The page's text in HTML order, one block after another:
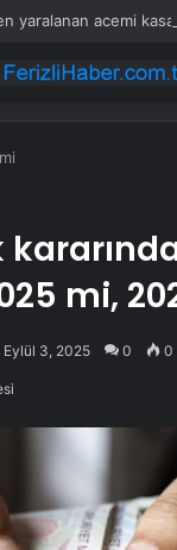
yaralanan acemi
mi,
Eylül 3, 2025 0 0